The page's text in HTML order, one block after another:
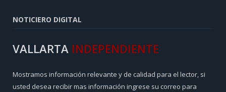
NOTICIERO DIGITAL
VALLARTA INDEPENDIENTE
Mostramos información relevante y de calidad para el lector, si
usted desea recibir mas información ingrese su correo para